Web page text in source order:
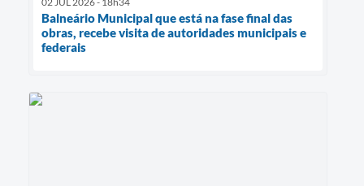
Balneário Municipal que está na fase final das
obras, recebe visita de autoridades municipais e
federais